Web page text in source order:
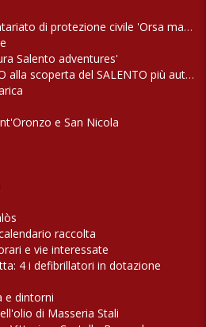
di protezione civile 'Orsa maggiore'
Salento adventures'
scoperta del SALENTO più autentico
e San Nicola
raccolta
e vie interessate
4 i defibrillatori in dotazione
e dintorni
di Masseria Stali